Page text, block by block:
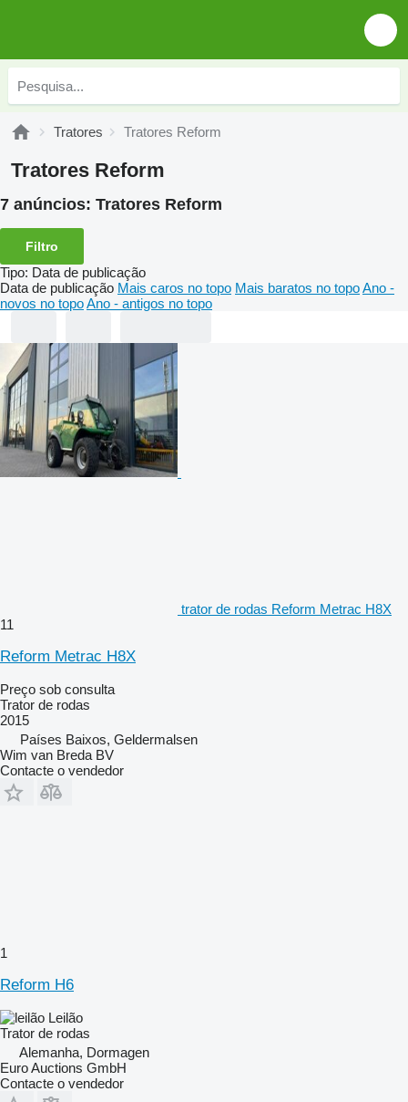
Tratores Tratores Reform
Tratores Reform
7 anúncios: Tratores Reform
Filtro
Tipo: Data de publicação
Data de publicação Mais caros no topo Mais baratos no topoAno -
novos no topoAno - antigos no topo
trator de rodas Reform Metrac H8X
11
Reform Metrac H8X
Preço sob consulta
Trator de rodas
2015
Países Baixos, Geldermalsen
Wim van Breda BV
Contacte o vendedor
1
Reform H6
Leilão
Trator de rodas
Alemanha, Dormagen
Euro Auctions GmbH
Contacte o vendedor